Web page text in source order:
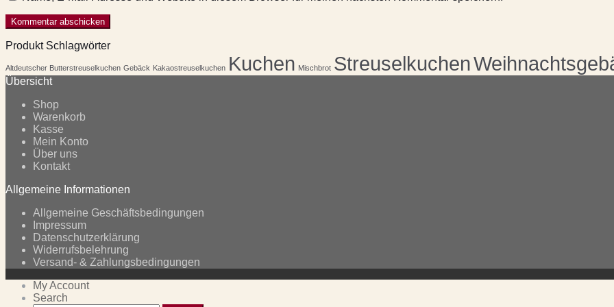
Produkt Schlagwörter
Altdeutscher Butterstreuselkuchen Gebäck Kakaostreuselkuchen Kuchen Mischbrot Streuselkuchen
Übersicht
Shop
Warenkorb
Kasse
Mein Konto
Über uns
Kontakt
Allgemeine Informationen
Allgemeine Geschäftsbedingungen
Impressum
Datenschutzerklärung
Widerrufsbelehrung
Versand- & Zahlungsbedingungen
My Account
Search